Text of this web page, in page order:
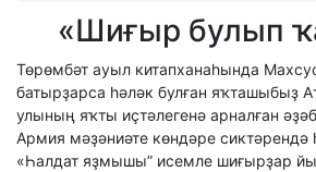
«Шиғыр булып
Төрөмбәт ауыл китапханаһында
батырҙарса һәләк булған яҡташыбыҙ
улының яҡты иҫтәлегенә арналған
Армия мәҙәниәте көндәре
«Һалдат яҙмышы” исемле шиғырҙар